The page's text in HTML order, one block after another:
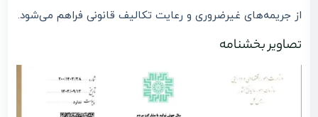
از جریمه‌های غیرضروری و رعایت تکالیف قانونی فراهم می‌شود.
تصاویر بخشنامه